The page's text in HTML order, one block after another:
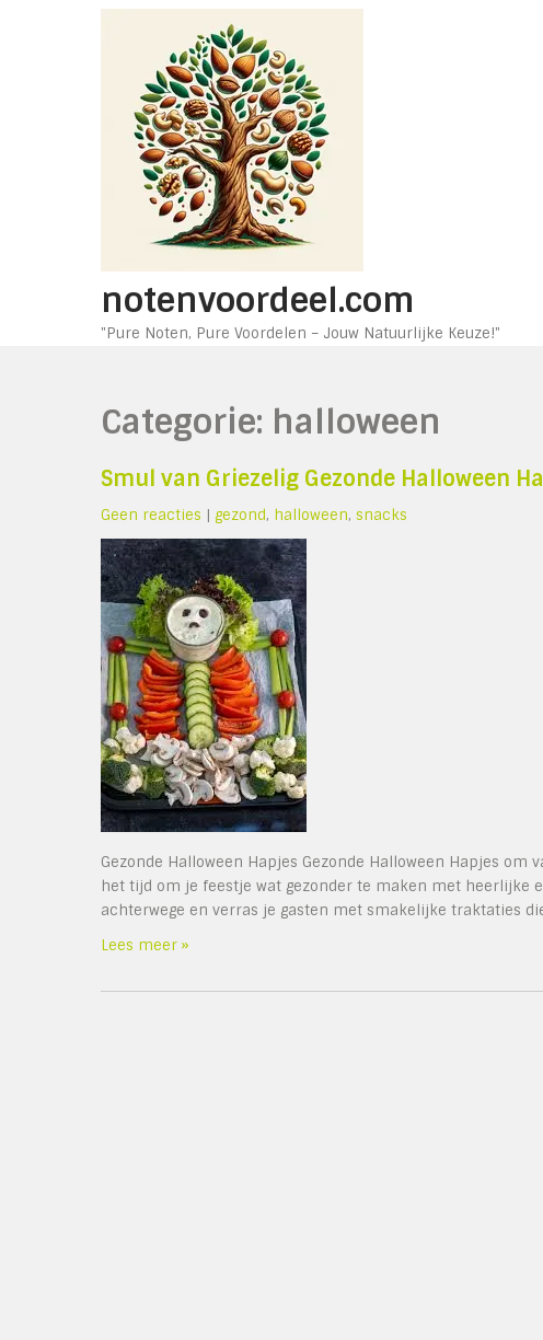
notenvoordeel.com
"Pure Noten, Pure Voordelen – Jouw Natuurlijke Keuze!"
Categorie: halloween
Smul van Griezelig Gezonde Halloween
Geen reacties | gezond, halloween, snacks
Gezonde Halloween Hapjes Gezonde Halloween Hapjes
het tijd om je feestje wat gezonder te maken met heerlijke
achterwege en verras je gasten met smakelijke traktaties
Lees meer »